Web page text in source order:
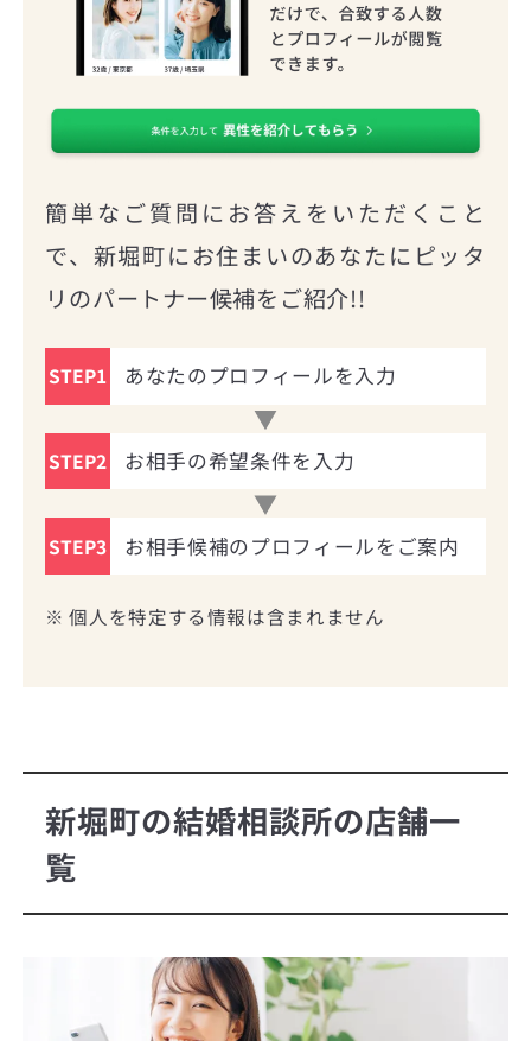
簡単なご質問にお答えをいただくこと
で、新堀町にお住まいのあなたにピッタ
リのパートナー候補をご紹介!!
STEP1 あなたのプロフィールを入力
STEP2 お相手の希望条件を入力
STEP3 お相手候補のプロフィールをご案内
※ 個人を特定する情報は含まれません
新堀町の結婚相談所の店舗一
覧